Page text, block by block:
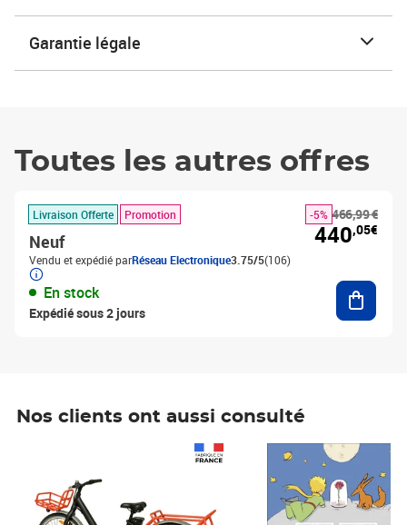
Garantie légale
Toutes les autres offres
Livraison Offerte Promotion
Neuf
Vendu et expédié parRéseau Electronique3.75/5(106)
En stock
Expédié sous 2 jours
466,99 €
-5%
440,05€
Nos clients ont aussi consulté
Prix 7,50€